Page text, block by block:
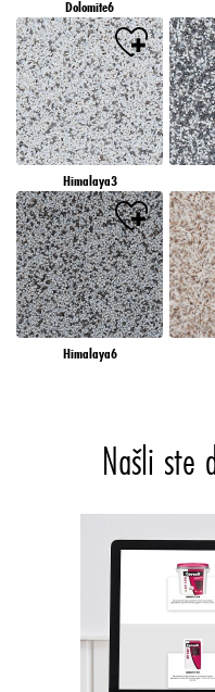
Dolomite6
Himalaya3
Himalaya6
Našli ste